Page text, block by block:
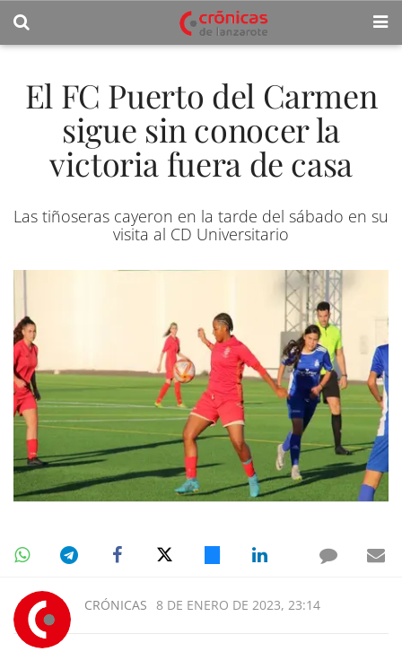
El FC Puerto del Carmen
sigue sin conocer la
victoria fuera de casa
Las tiñoseras cayeron en la tarde del sábado en su
visita al CD Universitario
CRÓNICAS 8 DE ENERO DE 2023, 23:14